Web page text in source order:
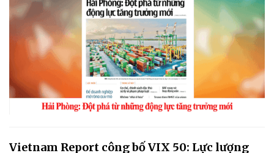
Vietnam Report công bố VIX 50: Lực lượng